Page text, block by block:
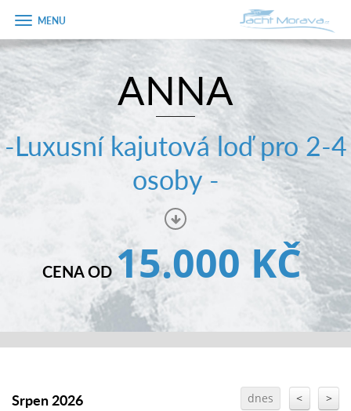
Úvodní strana
Pronájem a ceník
Plán plavby
Zobrazit
menu
ANNA
-Luxusní kajutová loď pro 2-4
osoby -
CENA OD15.000 KČ
Srpen 2026 dnes < >